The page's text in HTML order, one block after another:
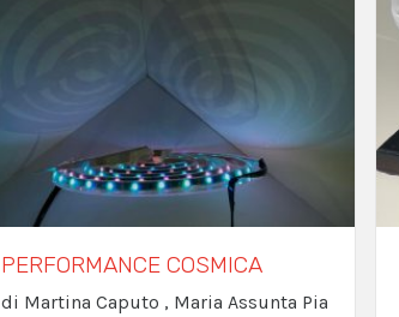
PERFORMANCE COSMICA
di Martina Caputo , Maria Assunta Pia